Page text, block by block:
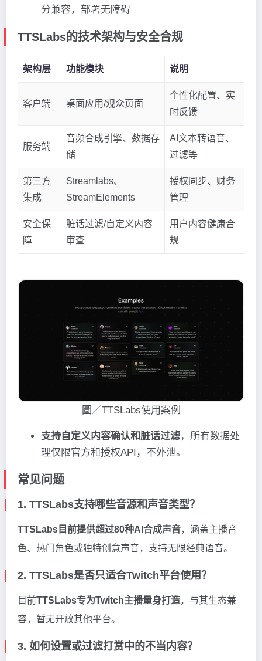
分兼容，部署无障碍
TTSLabs的技术架构与安全合规
架构层 功能模块 说明
客户端 桌面应用/观众页面
个性化配置、实
时反馈
服务端
音频合成引擎、数据存
储
AI文本转语音、
过滤等
第三方
集成
Streamlabs、
StreamElements
授权同步、财务
管理
安全保
障
脏话过滤/自定义内容
审查
用户内容健康合
规
圖／TTSLabs使用案例
支持自定义内容确认和脏话过滤，所有数据处
理仅限官方和授权API，不外泄。
常见问题
1. TTSLabs支持哪些音源和声音类型？
TTSLabs目前提供超过80种AI合成声音，涵盖主播音
色、热门角色或独特创意声音，支持无限经典语音。
2. TTSLabs是否只适合Twitch平台使用？
目前TTSLabs专为Twitch主播量身打造，与其生态兼
容，暂无开放其他平台。
3. 如何设置或过滤打赏中的不当内容？